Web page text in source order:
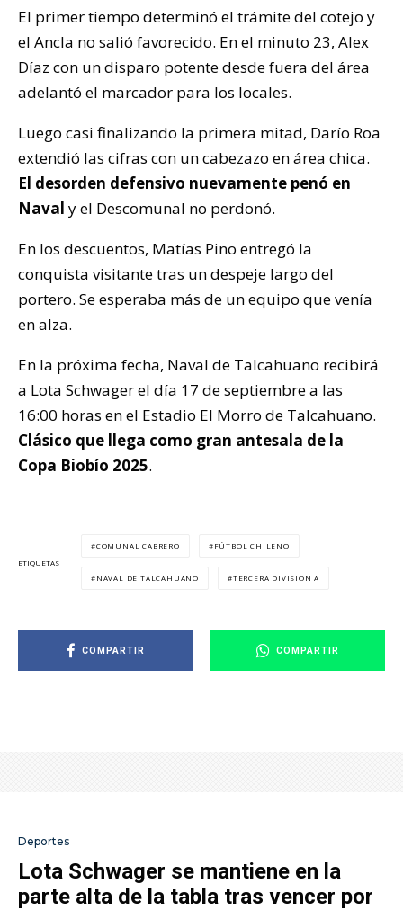
El primer tiempo determinó el trámite del cotejo y
el Ancla no salió favorecido. En el minuto 23, Alex
Díaz con un disparo potente desde fuera del área
adelantó el marcador para los locales.
Luego casi finalizando la primera mitad, Darío Roa
extendió las cifras con un cabezazo en área chica.
El desorden defensivo nuevamente penó en
Naval y el Descomunal no perdonó.
En los descuentos, Matías Pino entregó la
conquista visitante tras un despeje largo del
portero. Se esperaba más de un equipo que venía
en alza.
En la próxima fecha, Naval de Talcahuano recibirá
a Lota Schwager el día 17 de septiembre a las
16:00 horas en el Estadio El Morro de Talcahuano.
Clásico que llega como gran antesala de la
Copa Biobío 2025.
ETIQUETAS
COMUNAL CABRERO FÚTBOL CHILENO
NAVAL DE TALCAHUANO TERCERA DIVISIÓN A
COMPARTIR COMPARTIR
Deportes
Lota Schwager se mantiene en la
parte alta de la tabla tras vencer por